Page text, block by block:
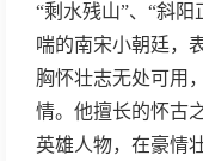
“剩水残山”、“斜
喘的南宋小朝廷，
胸怀壮志无处可用
情。他擅长的怀古
英雄人物，在豪情